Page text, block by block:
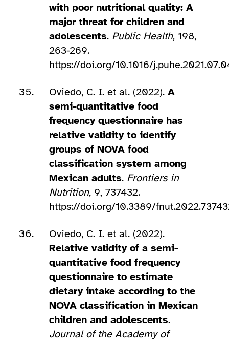
with poor nutritional quality: A
major threat for children and
adolescents. Public Health, 198,
263-269.
https://doi.org/10.1016/
Oviedo, C. I. et al. (2022). A
semi-quantitative food
frequency questionnaire has
relative validity to identify
groups of NOVA food
classification system among
Mexican adults. Frontiers in
Nutrition, 9, 737432.
https://doi.org/10.3389/
Oviedo, C. I. et al. (2022).
Relative validity of a semi-
quantitative food frequency
questionnaire to estimate
dietary intake according to the
NOVA classification in Mexican
children and adolescents.
Journal of the Academy of